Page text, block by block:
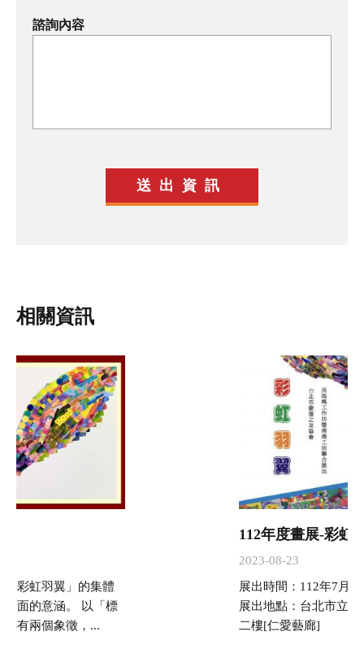
諮詢內容
相關資訊
「彩虹羽翼」的集體
層面的意涵。 以「標
具有兩個象徵，...
112年度畫展-彩虹
2023-08-23
展出時間：112年7月4
展出地點：台北市立
二樓[仁愛藝廊]